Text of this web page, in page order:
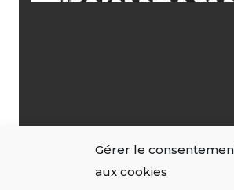
Gérer le
aux cookies